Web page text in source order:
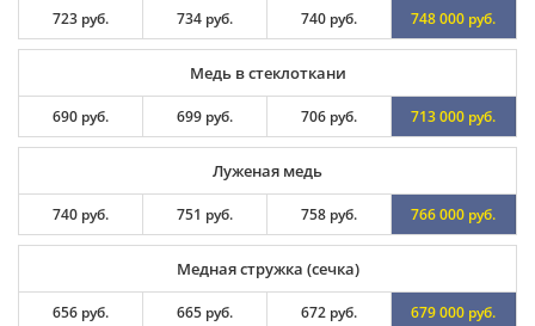
723 руб. 734 руб. 740 руб. 748 000 руб.
Медь в стеклоткани
690 руб. 699 руб. 706 руб. 713 000 руб.
Луженая медь
740 руб. 751 руб. 758 руб. 766 000 руб.
Медная стружка (сечка)
656 руб. 665 руб. 672 руб. 679 000 руб.